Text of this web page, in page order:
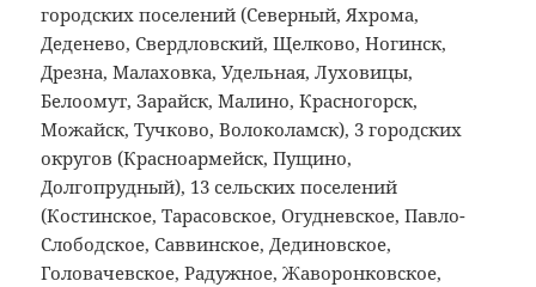
городских поселений (Северный, Яхрома,
Деденево, Свердловский, Щелково, Ногинск,
Дрезна, Малаховка, Удельная, Луховицы,
Белоомут, Зарайск, Малино, Красногорск,
Можайск, Тучково, Волоколамск), 3 городских
округов (Красноармейск, Пущино,
Долгопрудный), 13 сельских поселений
(Костинское, Тарасовское, Огудневское, Павло-
Слободское, Саввинское, Дединовское,
Головачевское, Радужное, Жаворонковское,